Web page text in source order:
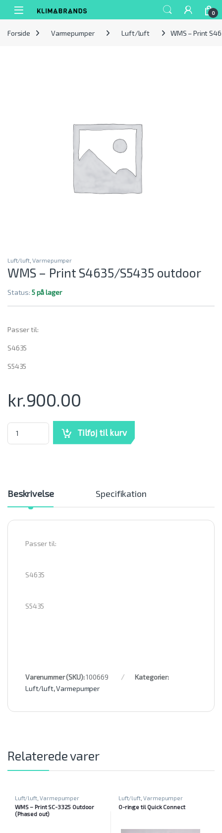
Spring til navigation
Gå til indhold
0
Forside Varmepumper Luft/luft WMS – Print
Luft/luft,Varmepumper
WMS – Print S4635/S5435 outdoor
Status: 5 på lager
Passer til:
S4635
S5435
kr.900.00
WMS - Print S4635/S5435 outdoor mængde
Tilføj til kurv
Beskrivelse Specifikation
Passer til:
S4635
S5435
Varenummer (SKU):100669
Kategorier:
Luft/luft,Varmepumper
Relaterede varer
Luft/luft,Varmepumper
WMS – Print SC-3325 Outdoor
(Phased out)
Luft/luft,Varmepumper
O-ringe til Quick Connect